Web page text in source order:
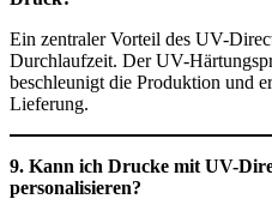
Ein zentraler Vorteil des UV-
Durchlaufzeit. Der UV-
beschleunigt die Produktion und
Lieferung.
9. Kann ich Drucke mit UV-
personalisieren?